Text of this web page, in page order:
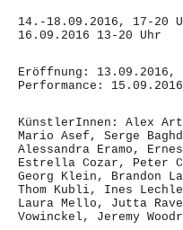
14.-18.09.2016, 17-20
16.09.2016 13-20 Uhr
Eröffnung: 13.09.2016,
Performance:
KünstlerInnen: Alex
Mario Asef, Serge
Alessandra Eramo,
Estrella Cozar, Peter
Georg Klein, Brandon
Thom Kubli, Ines
Laura Mello, Jutta
Vowinckel, Jeremy